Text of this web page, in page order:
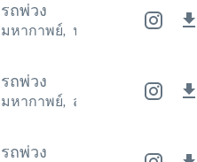
รถพ่วง
มหากาพย์, น่าทึ่ง มหากาพย์ ,
รถพ่วง
มหากาพย์, สร้างแรงบันดาลใจ
รถพ่วง